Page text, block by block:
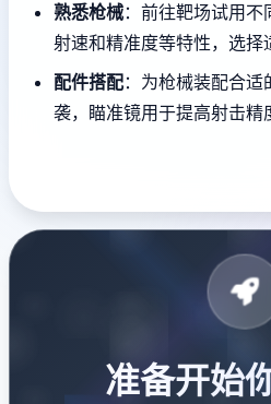
熟悉枪械：前往靶场试用不
射速和精准度等特性，选择
配件搭配：为枪械装配合
袭，瞄准镜用于提高射击精
准备开始